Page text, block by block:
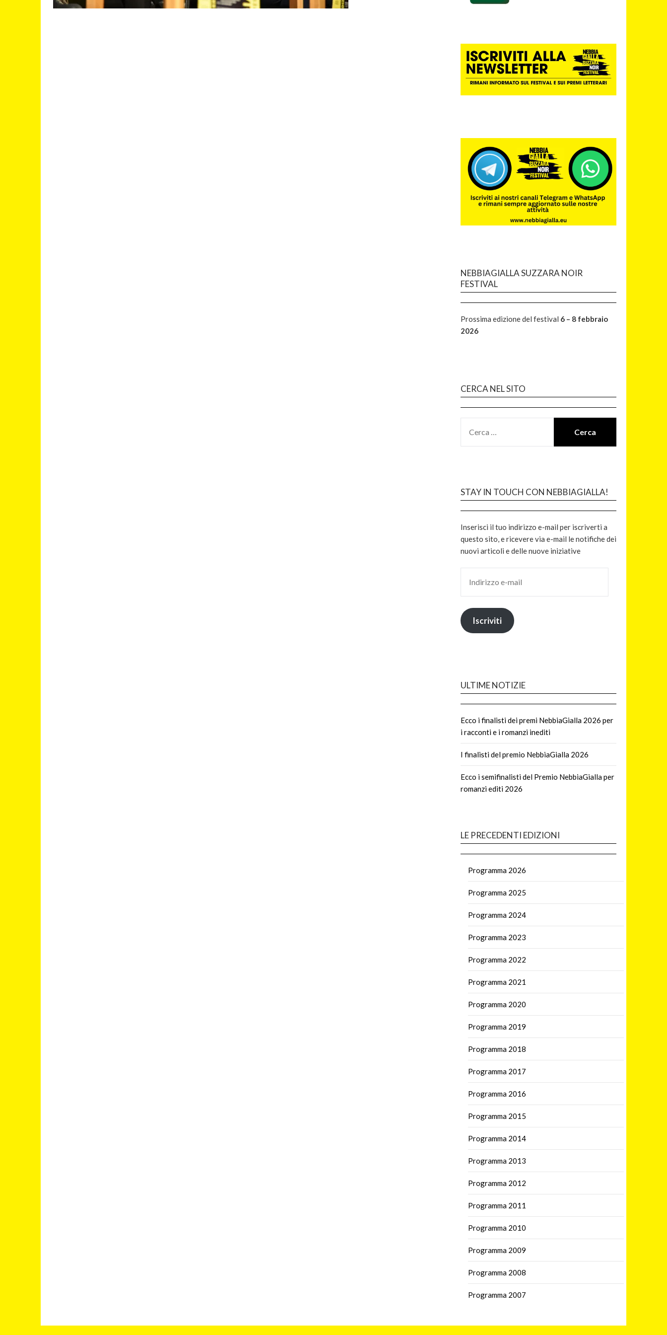
NEBBIAGIALLA SUZZARA NOIR
FESTIVAL
Prossima edizione del festival 6 – 8 febbraio
2026
CERCA NEL SITO
STAY IN TOUCH CON NEBBIAGIALLA!
Inserisci il tuo indirizzo e-mail per iscriverti a
questo sito, e ricevere via e-mail le notifiche dei
nuovi articoli e delle nuove iniziative
Iscriviti
ULTIME NOTIZIE
Ecco i finalisti dei premi NebbiaGialla 2026 per
i racconti e i romanzi inediti
I finalisti del premio NebbiaGialla 2026
Ecco i semifinalisti del Premio NebbiaGialla per
romanzi editi 2026
LE PRECEDENTI EDIZIONI
Programma 2026
Programma 2025
Programma 2024
Programma 2023
Programma 2022
Programma 2021
Programma 2020
Programma 2019
Programma 2018
Programma 2017
Programma 2016
Programma 2015
Programma 2014
Programma 2013
Programma 2012
Programma 2011
Programma 2010
Programma 2009
Programma 2008
Programma 2007